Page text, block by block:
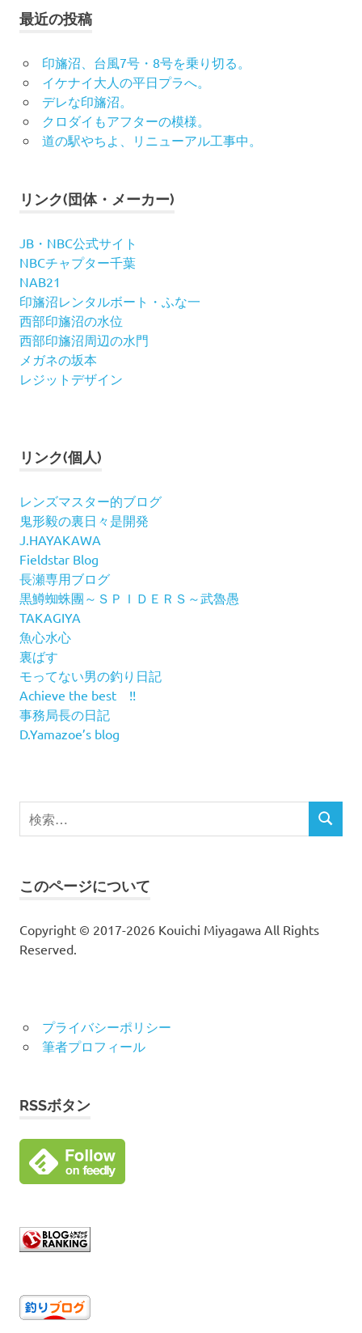
最近の投稿
印旛沼、台風7号・8号を乗り切る。
イケナイ大人の平日プラへ。
デレな印旛沼。
クロダイもアフターの模様。
道の駅やちよ、リニューアル工事中。
リンク(団体・メーカー)
JB・NBC公式サイト
NBCチャプター千葉
NAB21
印旛沼レンタルボート・ふな一
西部印旛沼の水位
西部印旛沼周辺の水門
メガネの坂本
レジットデザイン
リンク(個人)
レンズマスター的ブログ
鬼形毅の裏日々是開発
J.HAYAKAWA
Fieldstar Blog
長瀬専用ブログ
黒鱒蜘蛛團～ＳＰＩＤＥＲＳ～武魯愚
TAKAGIYA
魚心水心
裏ばす
モってない男の釣り日記
Achieve the best !!
事務局長の日記
D.Yamazoe’s blog
検
索
検
このページについて
Copyright © 2017-2026 Kouichi Miyagawa All Rights
Reserved.
プライバシーポリシー
筆者プロフィール
RSSボタン